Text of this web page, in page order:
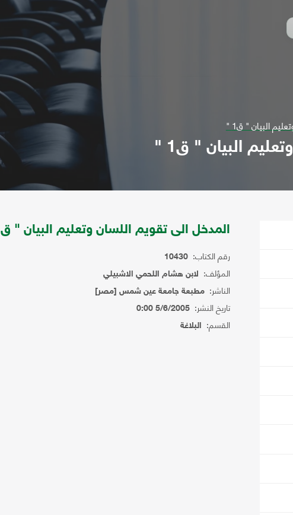
البيان " ق1 "
البيان " ق1 "
المدخل الى تقويم اللسان وتعليم البيان " ق1 "
رقم الكتاب: 10430
المؤلف: لابن هشام اللحمي الاشبيلي
الناشر: مطبعة جامعة عين شمس [مصر]
تاريخ النشر: 5/6/2005 0:00
القسم: البلاغة